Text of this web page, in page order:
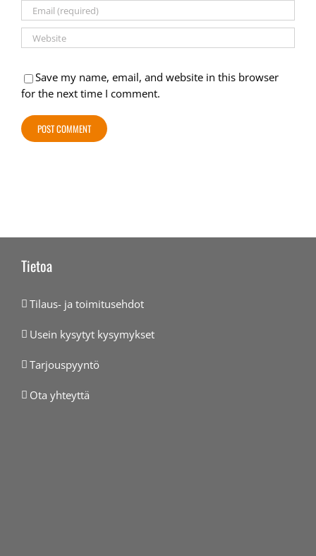
Save my name, email, and website in this browser
for the next time I comment.
Tietoa
Tilaus- ja toimitusehdot
Usein kysytyt kysymykset
Tarjouspyyntö
Ota yhteyttä